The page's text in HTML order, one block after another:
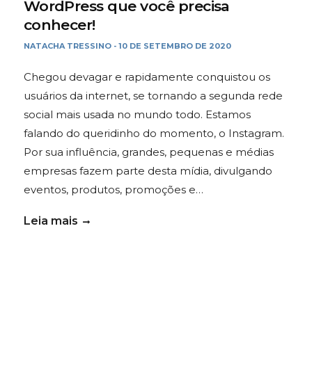
WordPress que você precisa
conhecer!
NATACHA TRESSINO - 10 DE SETEMBRO DE 2020
Chegou devagar e rapidamente conquistou os
usuários da internet, se tornando a segunda rede
social mais usada no mundo todo. Estamos
falando do queridinho do momento, o Instagram.
Por sua influência, grandes, pequenas e médias
empresas fazem parte desta mídia, divulgando
eventos, produtos, promoções e…
Leia mais